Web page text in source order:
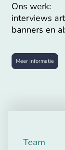
Ons werk:
interviews
banners en
Meer informatie
Team